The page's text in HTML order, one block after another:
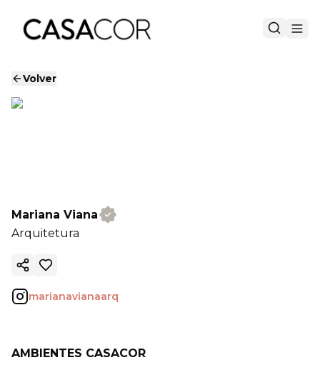
Volver
Mariana Viana
Arquitetura
Copiar enlace
marianavianaarq
AMBIENTES CASACOR